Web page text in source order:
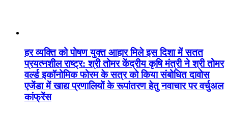
हर व्यक्ति को पोषण युक्त आहार मिले इस दिशा में सतत
प्रयत्नशील राष्ट्र: श्री तोमर केंद्रीय कृषि मंत्री ने श्री तोमर
वर्ल्ड इकॉनोमिक फोरम के सत्र को किया संबोधित दावोस
एजेंडा में खाद्य प्रणालियों के रूपांतरण हेतु नवाचार पर वर्चुअल
कांफ्रेंस